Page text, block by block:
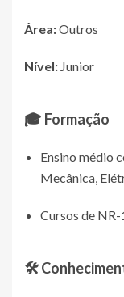
Área:Outros
Nível: Junior
🎓 Formação
Ensino médio
Mecânica,
Cursos de
🛠